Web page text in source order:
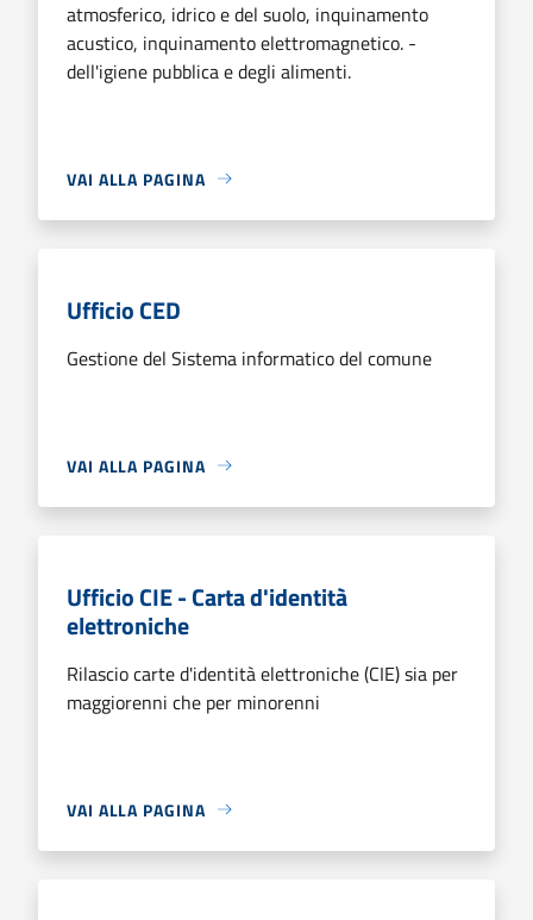
atmosferico, idrico e del suolo, inquinamento
acustico, inquinamento elettromagnetico. -
dell'igiene pubblica e degli alimenti.
VAI ALLA PAGINA
Ufficio CED
Gestione del Sistema informatico del comune
VAI ALLA PAGINA
Ufficio CIE - Carta d'identità
elettroniche
Rilascio carte d'identità elettroniche (CIE) sia per
maggiorenni che per minorenni
VAI ALLA PAGINA